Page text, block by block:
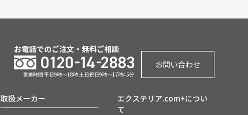
お電話でのご注文・無料ご相談
営業時間 平日9時～18時 土日祝日9時～17時45分
お問い合わせ
取扱メーカー
エクステリア.com+につい
て